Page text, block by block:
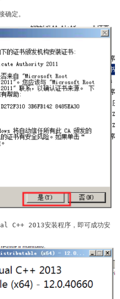
确定。
C++ 2013安装程序，即可成功安